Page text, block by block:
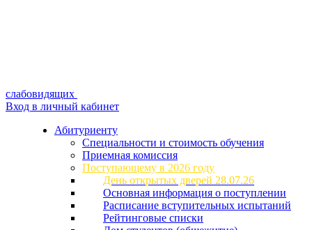
слабовидящих
Вход в личный кабинет
Абитуриенту
Специальности и стоимость обучения
Приемная комиссия
Поступающему в 2026 году
День открытых дверей 28.07.26
Основная информация о поступлении
Расписание вступительных испытаний
Рейтинговые списки